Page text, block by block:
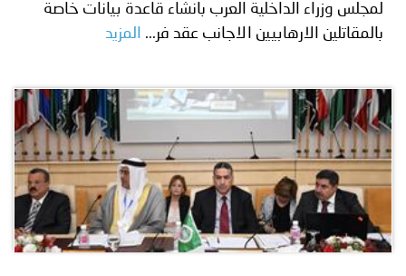
لمجلس وزراء الداخلية العرب بانشاء قاعدة بيانات خاصة
بالمقاتلين الارهابيين الاجانب عقد فر...
المزيد